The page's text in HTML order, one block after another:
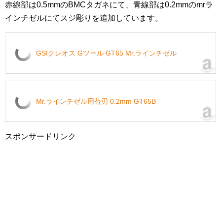
赤線部は0.5mmのBMCタガネにて、青線部は0.2mmのmrラ
インチゼルにてスジ彫りを追加しています。
GSIクレオス Gツール GT65 Mr.ラインチゼル
Mr.ラインチゼル用替刃 0.2mm GT65B
スポンサードリンク